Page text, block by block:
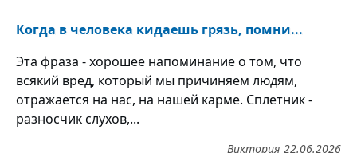
Когда в человека кидаешь грязь, помни...
Эта фраза - хорошее напоминание о том, что
всякий вред, который мы причиняем людям,
отражается на нас, на нашей карме. Сплетник -
разносчик слухов,...
22.06.2026
Виктория